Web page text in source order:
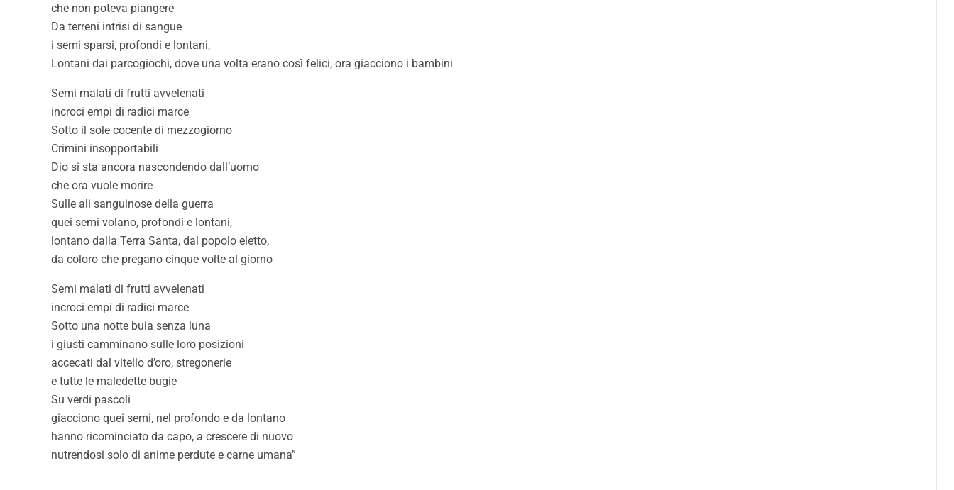
che non poteva piangere
Da terreni intrisi di sangue
i semi sparsi, profondi e lontani,
Lontani dai parcogiochi, dove una volta erano così felici, ora giacciono i bambini
Semi malati di frutti avvelenati
incroci empi di radici marce
Sotto il sole cocente di mezzogiorno
Crimini insopportabili
Dio si sta ancora nascondendo dall’uomo
che ora vuole morire
Sulle ali sanguinose della guerra
quei semi volano, profondi e lontani,
lontano dalla Terra Santa, dal popolo eletto,
da coloro che pregano cinque volte al giorno
Semi malati di frutti avvelenati
incroci empi di radici marce
Sotto una notte buia senza luna
i giusti camminano sulle loro posizioni
accecati dal vitello d’oro, stregonerie
e tutte le maledette bugie
Su verdi pascoli
giacciono quei semi, nel profondo e da lontano
hanno ricominciato da capo, a crescere di nuovo
nutrendosi solo di anime perdute e carne umana”